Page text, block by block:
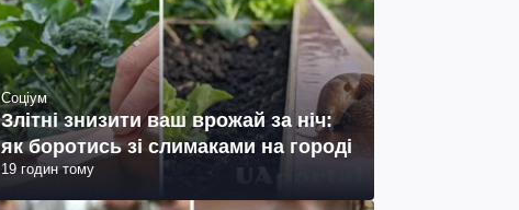
Соціум
Злітні знизити ваш врожай за ніч:
як боротись зі слимаками на городі
19 годин тому